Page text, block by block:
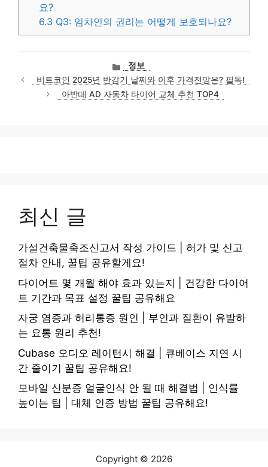
요?
6.3 Q3: 임차인의 권리는 어떻게 보호되나요?
카
테
고
리
정보
비트코인 2025년 반감기 날짜와 이후 가격전망은? 필독!
아반떼 AD 자동차 타이어 교체 추천 TOP4
최신 글
가설건축물축조신고서 작성 가이드 | 허가 및 신고
절차 안내, 꿀팁 공유할게요!
다이어트 몇 개월 해야 효과 있는지 | 건강한 다이어
트 기간과 목표 설정 꿀팁 공유해요
자궁 염증과 허리통증 원인 | 부인과 질환이 유발하
는 요통 원리 추천!
Cubase 오디오 레이턴시 해결 | 큐베이스 지연 시
간 줄이기 꿀팁 공유해요!
모바일 신분증 얼굴인식 안 될 때 해결법 | 인식률
높이는 팁 | 대체 인증 방법 꿀팁 공유해요!
Copyright © 2026